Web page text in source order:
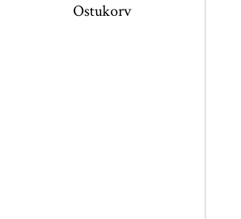
Ostukorv